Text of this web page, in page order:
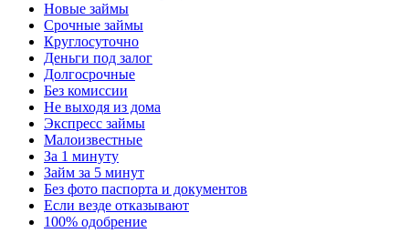
Новые займы
Срочные займы
Круглосуточно
Деньги под залог
Долгосрочные
Без комиссии
Не выходя из дома
Экспресс займы
Малоизвестные
За 1 минуту
Займ за 5 минут
Без фото паспорта и документов
Если везде отказывают
100% одобрение